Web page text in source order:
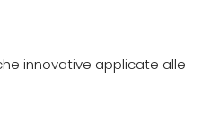
innovative applicate alle